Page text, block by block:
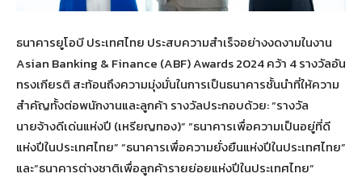
ธนาคารยูโอบี ประเทศไทย ประสบความสำเร็จอย่างงดงามในงาน
Asian Banking & Finance (ABF) Awards 2024 คว้า 4 รางวัลอัน
ทรงเกียรติ สะท้อนถึงความมุ่งมั่นในการเป็นธนาคารชั้นนำที่ให้ความ
สำคัญทั้งต่อพนักงานและลูกค้า รางวัลประกอบด้วย: “รางวัล
นายจ้างดีเด่นแห่งปี (เหรียญทอง)” “ธนาคารเพื่อความเป็นอยู่ที่ดี
แห่งปีในประเทศไทย” “ธนาคารเพื่อความยั่งยืนแห่งปีในประเทศไทย”
และ“ธนาคารต่างชาติเพื่อลูกค้ารายย่อยแห่งปีในประเทศไทย”